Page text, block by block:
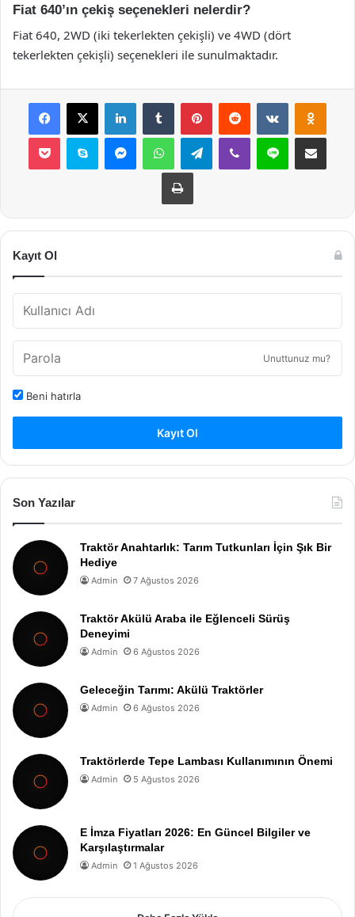
Fiat 640’ın çekiş seçenekleri nelerdir?
Fiat 640, 2WD (iki tekerlekten çekişli) ve 4WD (dört
tekerlekten çekişli) seçenekleri ile sunulmaktadır.
Facebook
X LinkedInTumblr PinterestReddit VKontakte
Pocket Skype MessengerWhatsAppTelegramViber Line E-Posta ile
Yazdır
Kayıt Ol
Unuttunuz mu?
Beni hatırla
Kayıt Ol
Son Yazılar
Traktör Anahtarlık: Tarım Tutkunları İçin Şık Bir
Hediye
Admin 7 Ağustos 2026
Traktör Akülü Araba ile Eğlenceli Sürüş
Deneyimi
Admin 6 Ağustos 2026
Geleceğin Tarımı: Akülü Traktörler
Admin 6 Ağustos 2026
Traktörlerde Tepe Lambası Kullanımının Önemi
Admin 5 Ağustos 2026
E İmza Fiyatları 2026: En Güncel Bilgiler ve
Karşılaştırmalar
Admin 1 Ağustos 2026